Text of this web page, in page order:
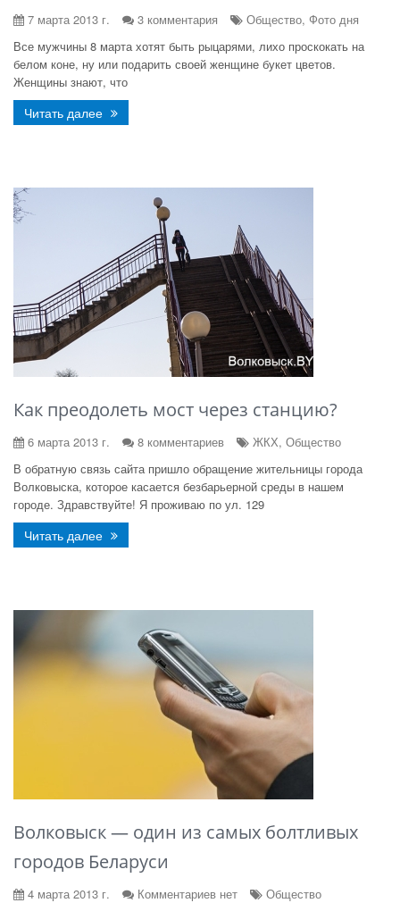
7 марта 2013 г. 3 комментария
Общество, Фото дня
Все мужчины 8 марта хотят быть рыцарями, лихо проскокать на
белом коне, ну или подарить своей женщине букет цветов.
Женщины знают, что
Читать далее
Как преодолеть мост через станцию?
6 марта 2013 г. 8 комментариев
ЖКХ, Общество
В обратную связь сайта пришло обращение жительницы города
Волковыска, которое касается безбарьерной среды в нашем
городе. Здравствуйте! Я проживаю по ул. 129
Читать далее
Волковыск — один из самых болтливых
городов Беларуси
4 марта 2013 г. Комментариев нет
Общество